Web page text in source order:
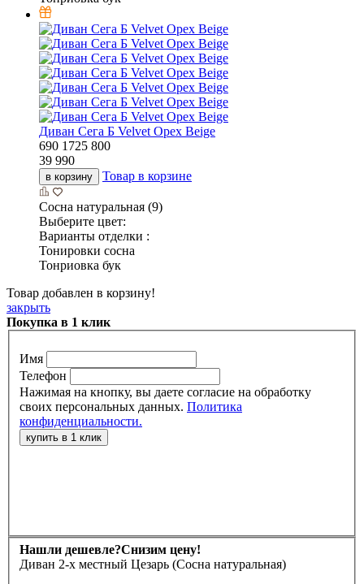
Диван Сега Б Velvet Орех Beige
690 1725 800
39 990
в корзину Товар в корзине
Сосна натуральная (9)
Выберите цвет:
Варианты отделки :
Тонировки сосна
Тонриовка бук
Товар добавлен в корзину!
закрыть
Покупка в 1 клик
Имя
Телефон
Нажимая на кнопку, вы даете согласие на обработку
своих персональных данных. Политика
конфиденциальности.
Нашли дешевле?Снизим цену!
Диван 2-х местный Цезарь (Сосна натуральная)